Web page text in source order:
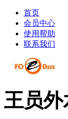
首页
会员中心
使用帮助
联系我们
王员